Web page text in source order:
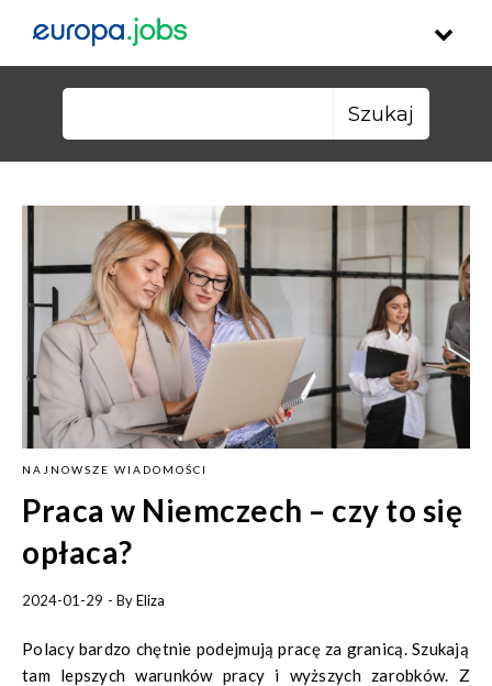
NAJNOWSZE WIADOMOŚCI
Praca w Niemczech – czy to się
opłaca?
2024-01-29 - ByEliza
Polacy bardzo chętnie podejmują pracę za granicą. Szukają
tam lepszych warunków pracy i wyższych zarobków. Z